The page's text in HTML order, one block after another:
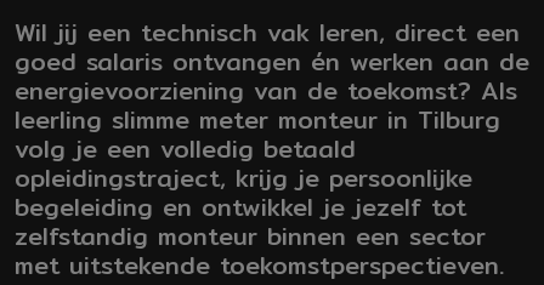
Wil jij een technisch vak leren, direct een
goed salaris ontvangen én werken aan de
energievoorziening van de toekomst? Als
leerling slimme meter monteur in Tilburg
volg je een volledig betaald
opleidingstraject, krijg je persoonlijke
begeleiding en ontwikkel je jezelf tot
zelfstandig monteur binnen een sector
met uitstekende toekomstperspectieven.